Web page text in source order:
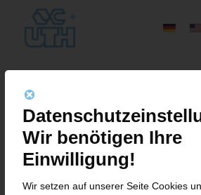
Über
This author has not
Wir benötigen Ihre
Einwilligung!
Wir setzen auf unserer Seite Cookies